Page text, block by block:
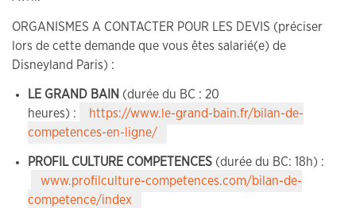
ORGANISMES A CONTACTER POUR LES DEVIS (préciser
lors de cette demande que vous êtes salarié(e) de
Disneyland Paris) :
LE GRAND BAIN (durée du BC : 20
heures) :
https://www.le-grand-bain.fr/bilan-de-
competences-en-ligne/
PROFIL CULTURE COMPETENCES (durée du BC: 18h) :
www.profilculture-competences.com/bilan-de-
competence/index